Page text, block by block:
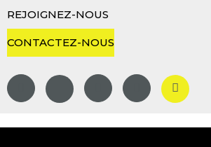
REJOIGNEZ-NOUS
CONTACTEZ-NOUS